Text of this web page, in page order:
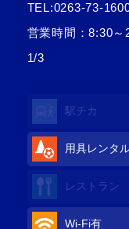
TEL:0263-73-
営業時間：8:30
1/3
駅チカ
用具レンタ
レストラン
Wi-Fi有